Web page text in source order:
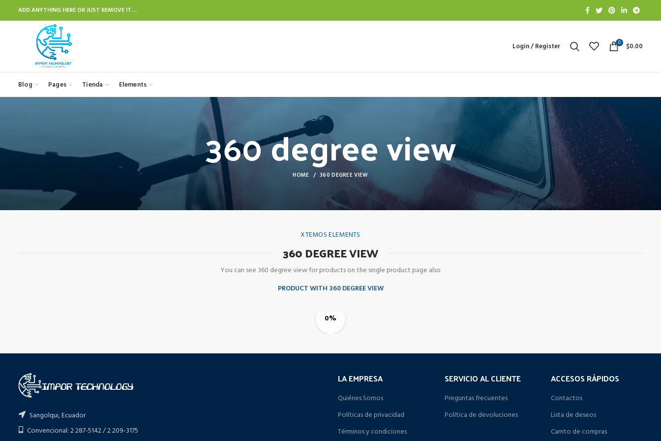
ADD ANYTHING HERE OR JUST REMOVE IT…
Login / Register 0 $0.00
Blog Pages Tienda Elements
360 degree view
HOME 360 DEGREE VIEW
XTEMOS ELEMENTS
360 DEGREE VIEW
You can see 360 degree view for products on the single product page also
PRODUCT WITH 360 DEGREE VIEW
0%
Sangolqui, Ecuador
Convencional: 2 287-5142 / 2 209-3175
LA EMPRESA
Quiénes Somos
Políticas de privacidad
Términos y condiciones
SERVICIO AL CLIENTE
Preguntas frecuentes
Política de devoluciones
ACCESOS RÁPIDOS
Contactos
Lista de deseos
Carrito de compras